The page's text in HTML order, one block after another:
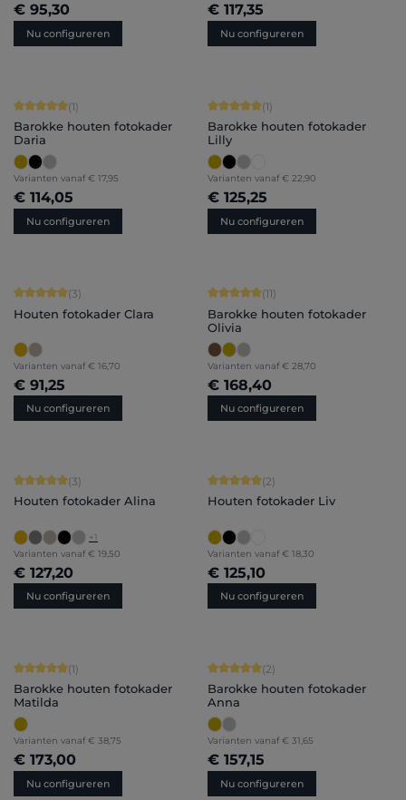
€ 95,30
Nu configureren
€ 117,35
Nu configureren
Gemiddelde score van 5 op 5 sterren
(1)
Barokke houten fotokader
Daria
Varianten vanaf € 17,95
€ 114,05
Nu configureren
Gemiddelde score van 5 op 5 sterren
(1)
Barokke houten fotokader
Lilly
Varianten vanaf € 22,90
€ 125,25
Nu configureren
Gemiddelde score van 5 op 5 sterren
(3)
Houten fotokader Clara
Varianten vanaf € 16,70
€ 91,25
Nu configureren
Gemiddelde score van 5 op 5 sterren
(11)
Barokke houten fotokader
Olivia
Varianten vanaf € 28,70
€ 168,40
Nu configureren
Gemiddelde score van 5 op 5 sterren
(3)
Houten fotokader Alina
+1
Varianten vanaf € 19,50
€ 127,20
Nu configureren
Gemiddelde score van 5 op 5 sterren
(2)
Houten fotokader Liv
Varianten vanaf € 18,30
€ 125,10
Nu configureren
Gemiddelde score van 5 op 5 sterren
(1)
Barokke houten fotokader
Matilda
Varianten vanaf € 38,75
€ 173,00
Nu configureren
Gemiddelde score van 5 op 5 sterren
(2)
Barokke houten fotokader
Anna
Varianten vanaf € 31,65
€ 157,15
Nu configureren